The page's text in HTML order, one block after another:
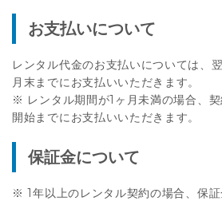
お支払いについて
レンタル代金のお支払いについては、
月末までにお支払いいただきます。
※ レンタル期間が1ヶ月未満の場合、
開始までにお支払いいただきます。
保証金について
※ 1年以上のレンタル契約の場合、保